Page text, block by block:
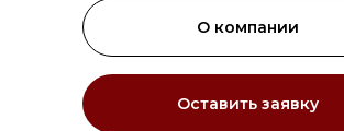
Оставить заявку
О компании